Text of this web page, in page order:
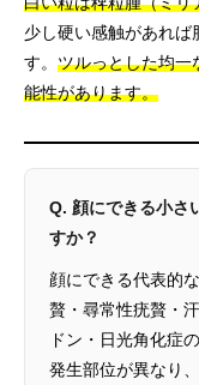
少し硬い感触があれば
す。 ツルっとした均一
能性があります。
Q. 顔にできる小さ
すか？
顔にできる代表的
贅・尋常性疣贅・
ドン・日光角化症
発生部位が異なり